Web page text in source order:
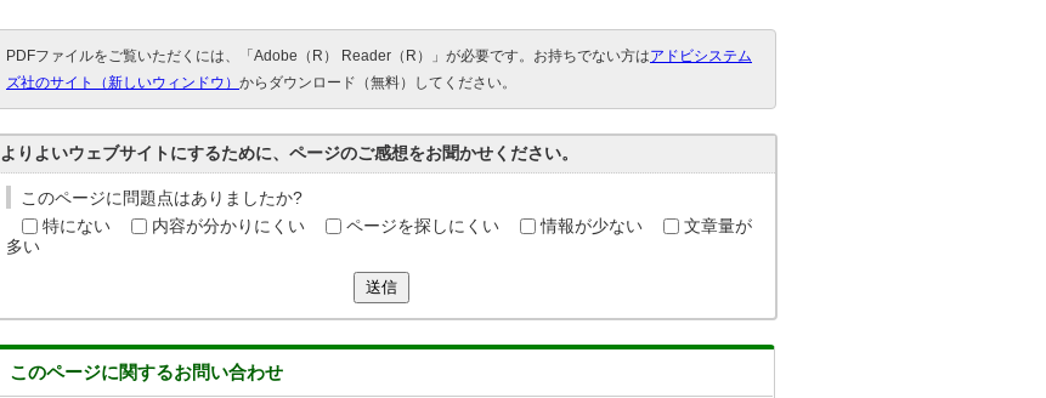
PDFファイルをご覧いただくには、「Adobe（R） Reader（R）」が必要です。お持ちでない方はアドビシステム
ズ社のサイト（新しいウィンドウ） からダウンロード（無料）してください。
よりよいウェブサイトにするために、ページのご感想をお聞かせください。
このページに問題点はありましたか?
特にない
内容が分かりにくい ページを探しにくい 情報が少ない
文章量が
多い
送信
このページに関するお問い合わせ